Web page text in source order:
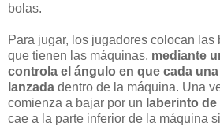
bolas.
Para jugar, los jugadores colocan las
que tienen las máquinas, mediante
controla el ángulo en que cada
lanzada dentro de la máquina. Una
comienza a bajar por un laberinto
cae a la parte inferior de la máquina